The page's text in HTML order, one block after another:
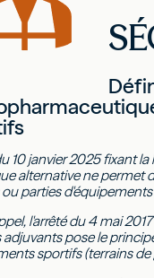
10 janvier 2025 fixant
alternative ne permet
parties
l'arrêté du 4 mai
adjuvants pose le
sportifs (terrains